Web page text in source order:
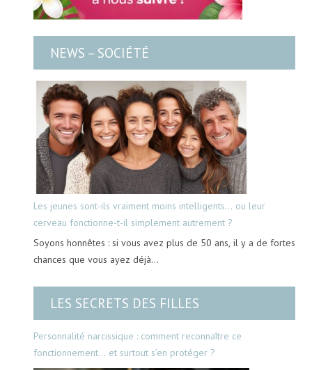
NEWS – SOCIÉTÉ
Les jeunes sont-ils vraiment moins intelligents… ou leur
cerveau fonctionne-t-il simplement autrement ?
Soyons honnêtes : si vous avez plus de 50 ans, il y a de fortes
chances que vous ayez déjà…
LES SECRETS DES FILLES
Personnalité narcissique : comment reconnaître ce
fonctionnement… et surtout s’en protéger ?